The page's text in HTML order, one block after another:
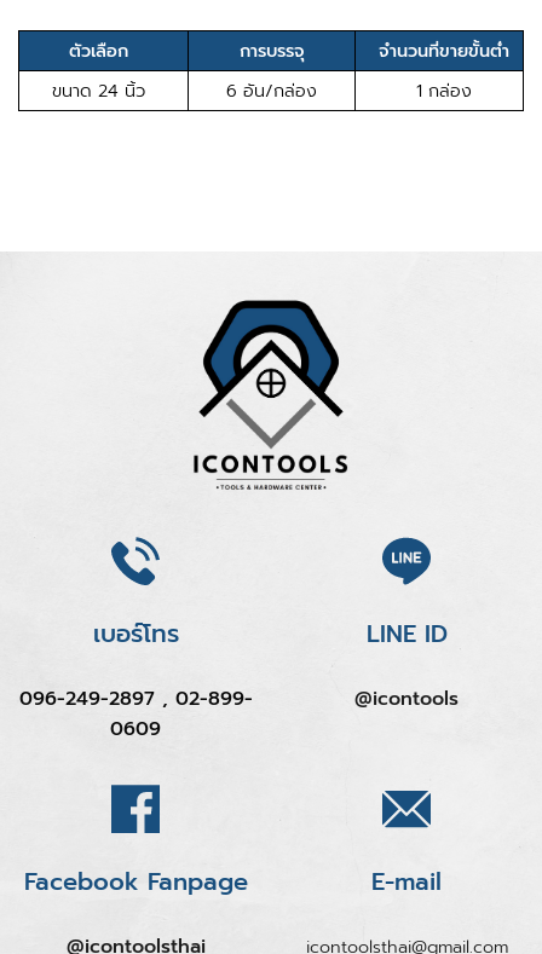
ตัวเลือก การบรรจุ
จำนวนที่ขายขั้นต่ำ
ขนาด 24 นิ้ว
6 อัน/กล่อง 1 กล่อง
เบอร์โทร
096-249-2897 , 02-899-
0609
LINE ID
@icontools
Facebook Fanpage
@icontoolsthai
E-mail
icontoolsthai@gmail.com